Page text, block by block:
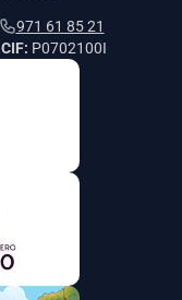
971 61 85 21
CIF: P0702100I